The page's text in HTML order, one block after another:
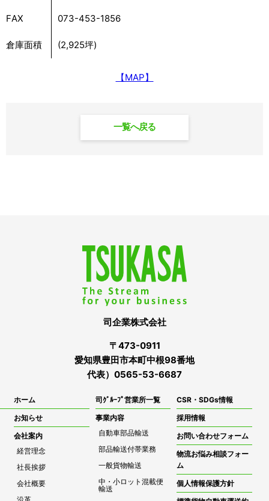
FAX 073-453-1856
倉庫面積 (2,925坪)
【MAP】
一覧へ戻る
司企業株式会社
〒473-0911
愛知県豊田市本町中根98番地
代表）0565-53-6687
ホーム
お知らせ
会社案内
経営理念
社長挨拶
会社概要
司ｸﾞﾙｰﾌﾟ営業所一覧
事業内容
自動車部品輸送
部品輸送付帯業務
一般貨物輸送
中・小ロット混載便
輸送
CSR・SDGs情報
採用情報
お問い合わせフォーム
物流お悩み相談フォー
ム
個人情報保護方針